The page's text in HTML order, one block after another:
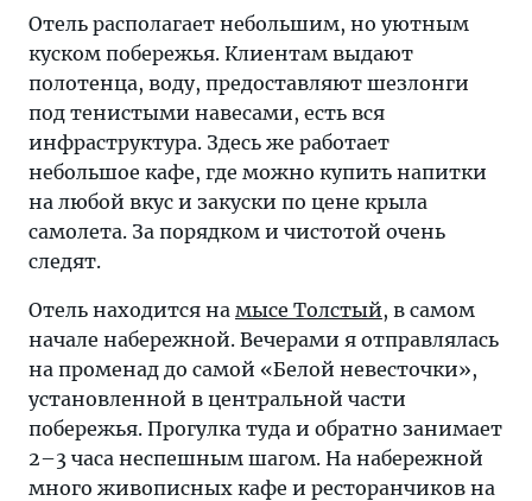
Отель располагает небольшим, но уютным
куском побережья. Клиентам выдают
полотенца, воду, предоставляют шезлонги
под тенистыми навесами, есть вся
инфраструктура. Здесь же работает
небольшое кафе, где можно купить напитки
на любой вкус и закуски по цене крыла
самолета. За порядком и чистотой очень
следят.
Отель находится на мысе Толстый, в самом
начале набережной. Вечерами я отправлялась
на променад до самой «Белой невесточки»,
установленной в центральной части
побережья. Прогулка туда и обратно занимает
2–3 часа неспешным шагом. На набережной
много живописных кафе и ресторанчиков на